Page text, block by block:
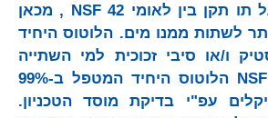
הלוטוס היחיד בעל תו תקן בין לאומי 42 NSF , מכאן
לשתות ממנו מים. הלוטוס היחיד
ו/או סיבי זכוכית למי השתייה
עפ"י היתר ה-NSF 42 הלוטוס היחיד המטפל ב-99%
עפ"י בדיקת מוסד הטכניון.